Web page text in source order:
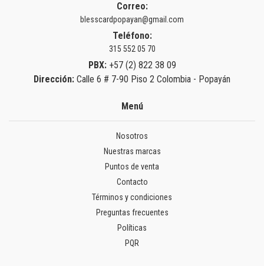
Correo:
blesscardpopayan@gmail.com
Teléfono:
315 552 05 70
PBX: +57 (2) 822 38 09
Dirección: Calle 6 # 7-90 Piso 2 Colombia - Popayán
Menú
Nosotros
Nuestras marcas
Puntos de venta
Contacto
Términos y condiciones
Preguntas frecuentes
Políticas
PQR